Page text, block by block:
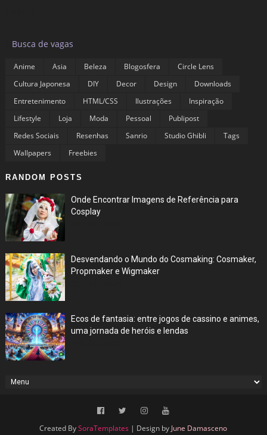
Busca de vagas
Anime Asia Beleza Blogosfera
Circle Lens
Cultura Japonesa
DIY Decor Design
Downloads
Entretenimento
HTML/CSS Ilustrações
Inspiração
Lifestyle
Loja Moda Pessoal
Publipost
Redes Sociais
Resenhas Sanrio Studio Ghibli
Tags
Wallpapers
Freebies
RANDOM POSTS
Onde Encontrar Imagens de Referência para
Cosplay
Desvendando o Mundo do Cosmaking: Cosmaker,
Propmaker e Wigmaker
Ecos de fantasia: entre jogos de cassino e animes,
uma jornada de heróis e lendas
Created BySoraTemplates | Design by June Damasceno